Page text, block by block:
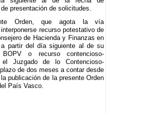
presentación de solicitudes.
Orden, que agota la vía
recurso potestativo de
de Hacienda y Finanzas en
partir del día siguiente al de su
o recurso contencioso-
el Juzgado de lo Contencioso-
de dos meses a contar desde
publicación de la presente Orden
País Vasco.